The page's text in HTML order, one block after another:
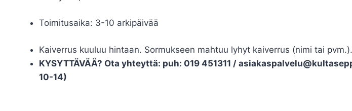
Toimitusaika: 3-10 arkipäivää
Kaiverrus kuuluu hintaan. Sormukseen mahtuu lyhyt kaiverrus (nimi tai
KYSYTTÄVÄÄ? Ota yhteyttä: puh: 019 451311 /
10-14)